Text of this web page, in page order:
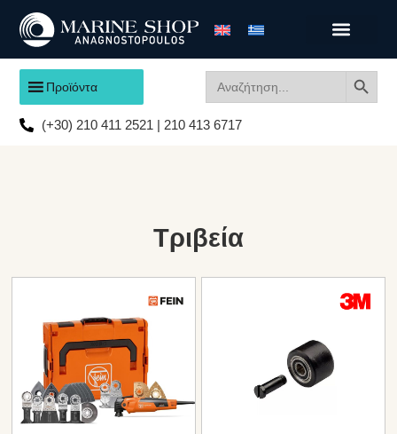
Προϊόντα
for:
(+30) 210 411 2521 | 210 413 6717
Τριβεία